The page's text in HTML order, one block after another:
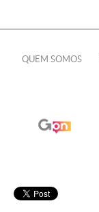
QUEM SOMOS